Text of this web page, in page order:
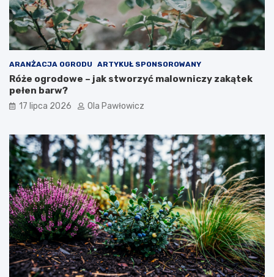
ARANŻACJA OGRODU ARTYKUŁ SPONSOROWANY
Róże ogrodowe – jak stworzyć malowniczy zakątek
pełen barw?
17 lipca 2026 Ola Pawłowicz